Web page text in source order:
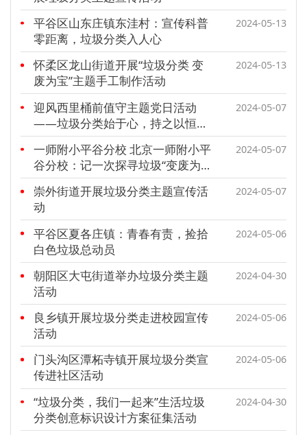
平谷区山东庄镇东洼村：宣传科普
零距离，垃圾分类入人心
2024-05-13
怀柔区龙山街道开展“垃圾分类 变
废为宝”主题手工制作活动
2024-05-13
迎风西里桶前值守主题党日活动
——垃圾分类始于心，持之以恒在
于行
2024-05-07
一师附小平谷分校 北京一师附小平
谷分校：记一次探寻垃圾“变废为
宝”的旅程
2024-05-07
崇外街道开展垃圾分类主题宣传活
动
2024-05-07
平谷区夏各庄镇：青春有责，捡拾
白色垃圾总动员
2024-05-06
朝阳区大屯街道举办垃圾分类主题
活动
2024-04-30
良乡镇开展垃圾分类走进校园宣传
活动
2024-05-06
门头沟区潭柘寺镇开展垃圾分类宣
传进社区活动
2024-05-06
“垃圾分类，我们一起来”生活垃圾
分类创意标识设计方案征集活动
2024-04-30